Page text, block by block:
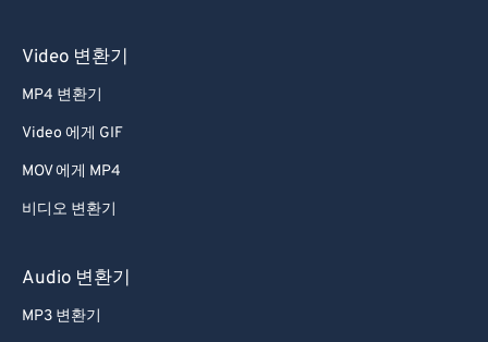
Video 변환기
MP4 변환기
Video 에게 GIF
MOV 에게 MP4
비디오 변환기
Audio 변환기
MP3 변환기